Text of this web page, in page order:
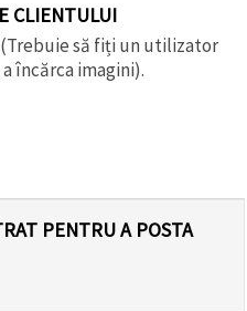
CLIENTULUI
să fiți un utilizator
încărca imagini).
PENTRU A POSTA